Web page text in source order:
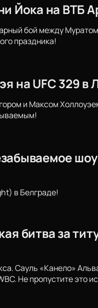
Йока на ВТБ
бой между
праздника!
на UFC 329 в
и Максом
в Белграде!
битва за
Сауль «Канело»
Не пропустите это